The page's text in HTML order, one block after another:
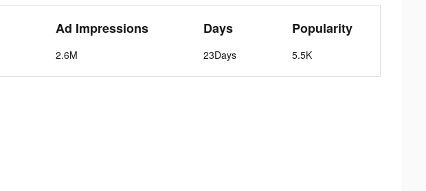
Ad Impressions
2.6M
Days
23Days
Popularity
5.5K